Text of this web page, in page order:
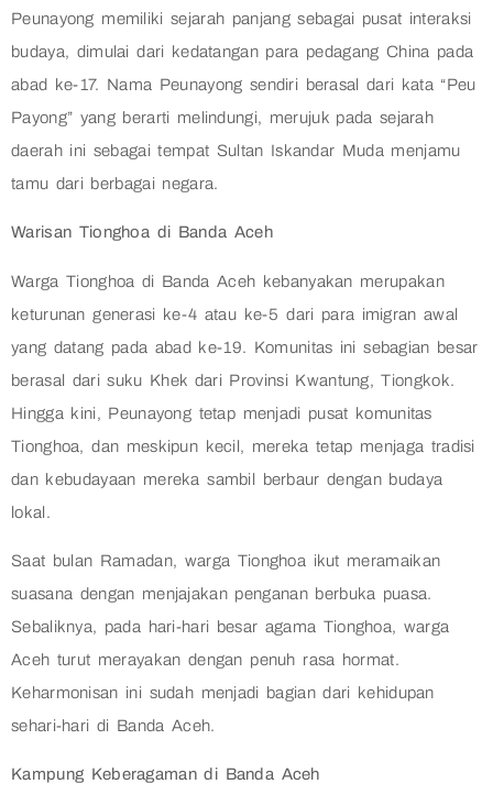
Peunayong memiliki sejarah panjang sebagai pusat interaksi
budaya, dimulai dari kedatangan para pedagang China pada
abad ke-17. Nama Peunayong sendiri berasal dari kata “Peu
Payong” yang berarti melindungi, merujuk pada sejarah
daerah ini sebagai tempat Sultan Iskandar Muda menjamu
tamu dari berbagai negara.
Warisan Tionghoa di Banda Aceh
Warga Tionghoa di Banda Aceh kebanyakan merupakan
keturunan generasi ke-4 atau ke-5 dari para imigran awal
yang datang pada abad ke-19. Komunitas ini sebagian besar
berasal dari suku Khek dari Provinsi Kwantung, Tiongkok.
Hingga kini, Peunayong tetap menjadi pusat komunitas
Tionghoa, dan meskipun kecil, mereka tetap menjaga tradisi
dan kebudayaan mereka sambil berbaur dengan budaya
lokal.
Saat bulan Ramadan, warga Tionghoa ikut meramaikan
suasana dengan menjajakan penganan berbuka puasa.
Sebaliknya, pada hari-hari besar agama Tionghoa, warga
Aceh turut merayakan dengan penuh rasa hormat.
Keharmonisan ini sudah menjadi bagian dari kehidupan
sehari-hari di Banda Aceh.
Kampung Keberagaman di Banda Aceh